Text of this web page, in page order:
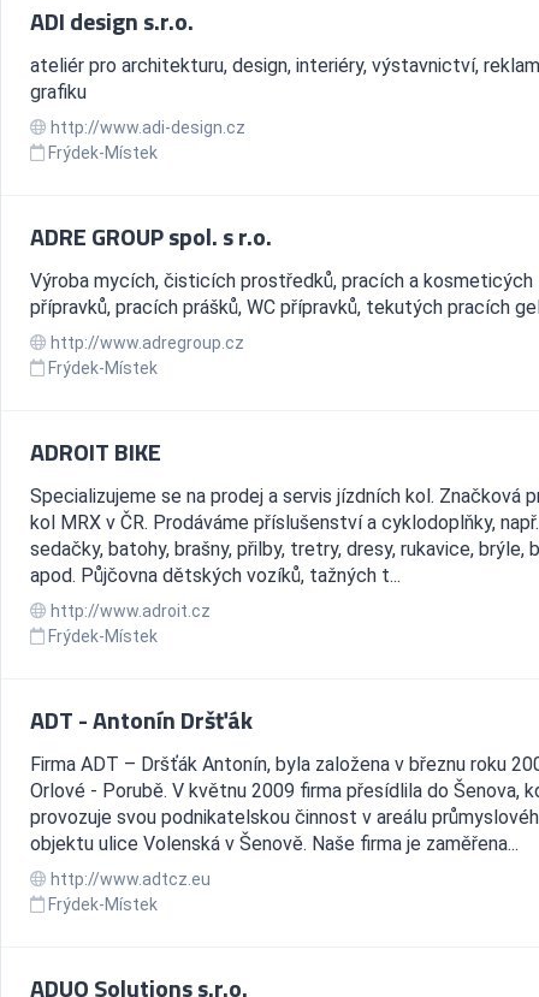
ADI design s.r.o.
ateliér pro architekturu, design, interiéry, výstavnictví,
grafiku
http://www.adi-design.cz
Frýdek-Místek
ADRE GROUP spol. s r.o.
Výroba mycích, čisticích prostředků, pracích a kosmeticých
přípravků, pracích prášků, WC přípravků, tekutých pracích
http://www.adregroup.cz
Frýdek-Místek
ADROIT BIKE
Specializujeme se na prodej a servis jízdních kol. Značková
kol MRX v ČR. Prodáváme příslušenství a cyklodoplňky,
sedačky, batohy, brašny, přilby, tretry, dresy, rukavice, brýle,
apod. Půjčovna dětských vozíků, tažných t...
http://www.adroit.cz
Frýdek-Místek
ADT - Antonín Dršťák
Firma ADT – Dršťák Antonín, byla založena v březnu roku
Orlové - Porubě. V květnu 2009 firma přesídlila do Šenova,
provozuje svou podnikatelskou činnost v areálu
objektu ulice Volenská v Šenově. Naše firma je zaměřena...
http://www.adtcz.eu
Frýdek-Místek
ADUO Solutions s.r.o.